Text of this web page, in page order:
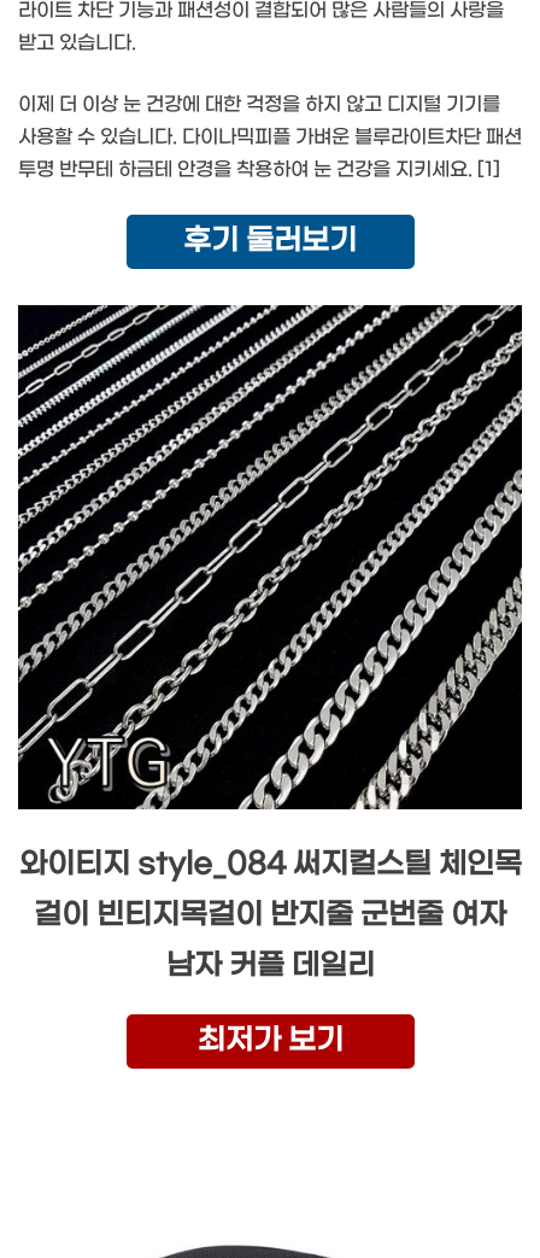
라이트 차단 기능과 패션성이 결합되어 많은 사람들의 사랑을
받고 있습니다.
이제 더 이상 눈 건강에 대한 걱정을 하지 않고 디지털 기기를
사용할 수 있습니다. 다이나믹피플 가벼운 블루라이트차단 패션
투명 반무테 하금테 안경을 착용하여 눈 건강을 지키세요. [1]
후기 둘러보기
와이티지 style_084 써지컬스틸 체인목
걸이 빈티지목걸이 반지줄 군번줄 여자
남자 커플 데일리
최저가 보기